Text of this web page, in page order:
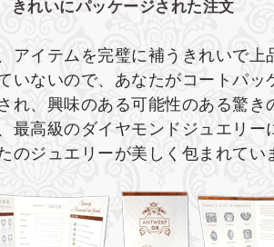
きれいにパッケージされた注文
アイテムを完璧に補うきれいで上
いないので、あなたがコートパッ
れ、興味のある可能性のある驚き
最高級のダイヤモンドジュエリー
のジュエリーが美しく包まれてい